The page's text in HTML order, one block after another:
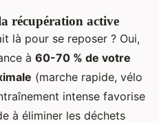
récupération active
là pour se reposer ? Oui,
à 60-70 % de votre
(marche rapide, vélo
intense favorise
à éliminer les déchets